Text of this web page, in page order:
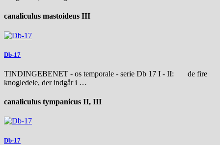
canaliculus mastoideus III
Db-17
TINDINGEBENET - os temporale - serie Db 17 I - II: de fire
knogledele, der indgår i …
canaliculus tympanicus II, III
Db-17